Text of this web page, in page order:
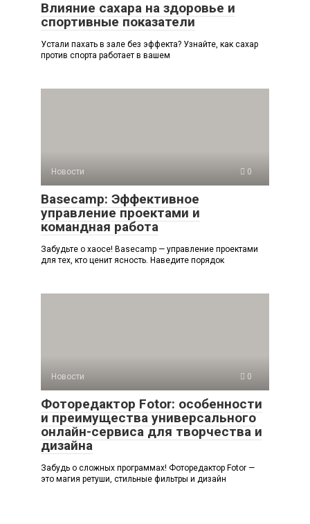
Влияние сахара на здоровье и
спортивные показатели
Устали пахать в зале без эффекта? Узнайте, как сахар
против спорта работает в вашем
Новости 0
Basecamp: Эффективное
управление проектами и
командная работа
Забудьте о хаосе! Basecamp — управление проектами
для тех, кто ценит ясность. Наведите порядок
Новости 0
Фоторедактор Fotor: особенности
и преимущества универсального
онлайн-сервиса для творчества и
дизайна
Забудь о сложных программах! Фоторедактор Fotor —
это магия ретуши, стильные фильтры и дизайн